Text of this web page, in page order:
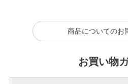
商品についてのお
お買い物